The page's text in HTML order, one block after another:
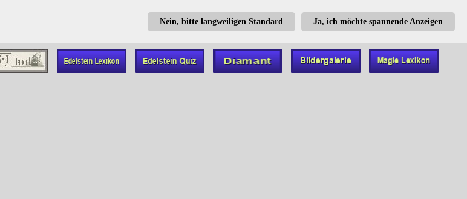
Ja, ich möchte spannende Anzeigen
Nein, bitte langweiligen Standard